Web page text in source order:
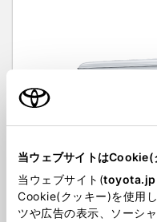
当ウェブサイトはCookie(
当ウェブサイト(toyota.jp
Cookie(クッキー)を使用
ツや広告の表示、ソーシ